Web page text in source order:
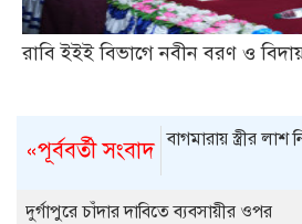
রাবি ইইই বিভাগে নবীন বরণ ও
«পূর্ববর্তী সংবাদ বাগমারায় স্ত্রীর লাশ
দুর্গাপুরে চাঁদার দাবিতে ব্যবসায়ীর ওপর